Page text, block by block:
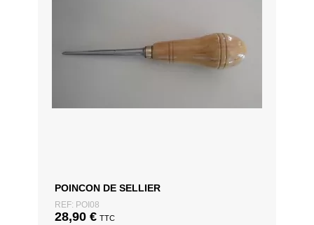
POINCON DE SELLIER
REF: POI08
28,90 € TTC